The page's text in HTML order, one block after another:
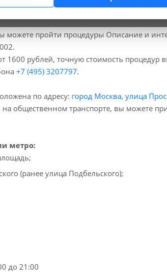
пройти процедуры Описание и
1600 рублей, точную стоимость
+7 (495) 3207797.
по адресу: город Москва, улица
на общественном транспорте, вы можете
метро:
(ранее улица Подбельского);
до 21:00